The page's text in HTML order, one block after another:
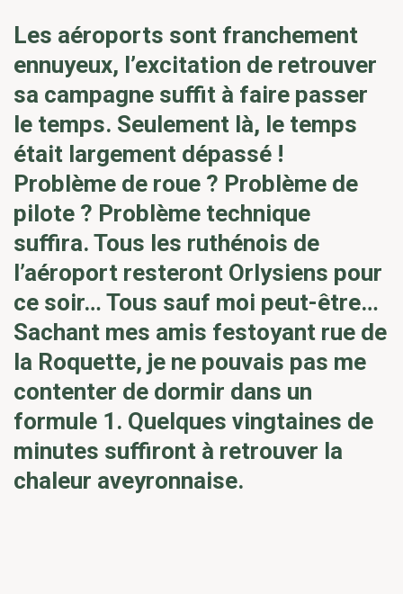
Les aéroports sont franchement
ennuyeux, l’excitation de retrouver
sa campagne suffit à faire passer
le temps. Seulement là, le temps
était largement dépassé !
Problème de roue ? Problème de
pilote ? Problème technique
suffira. Tous les ruthénois de
l’aéroport resteront Orlysiens pour
ce soir… Tous sauf moi peut-être…
Sachant mes amis festoyant rue de
la Roquette, je ne pouvais pas me
contenter de dormir dans un
formule 1. Quelques vingtaines de
minutes suffiront à retrouver la
chaleur aveyronnaise.